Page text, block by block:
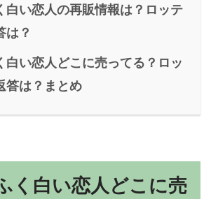
白い恋人の再販情報は？ロッテ
は？
白い恋人どこに売ってる？ロッ
答は？まとめ
く白い恋人どこに売